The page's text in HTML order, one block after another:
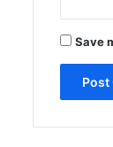
Save